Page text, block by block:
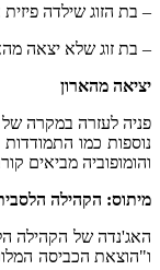
– בת הזוג שילדה
– בת זוג שלא יצאה
יציאה מהארון
פניה לעזרה במקרה
נוספות כמו
והומופוביה מביאים
מיתוס: הקהילה
האג'נדה של הקהילה
ו"הוצאת הכביסה